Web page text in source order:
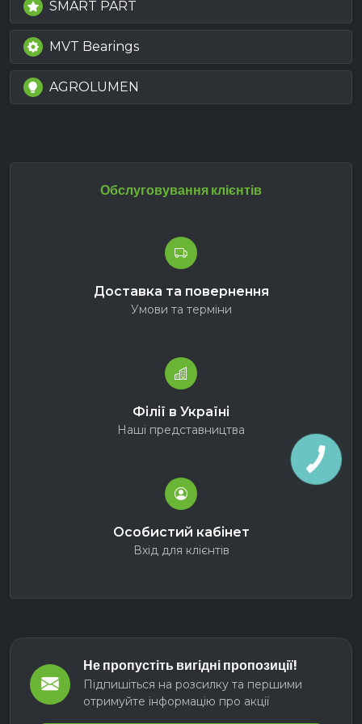
SMART PART
MVT Bearings
AGROLUMEN
Обслуговування клієнтів
Доставка та повернення
Умови та терміни
Філії в Україні
Наші представництва
Особистий кабінет
Вхід для клієнтів
Не пропустіть вигідні пропозиції!
Підпишіться на розсилку та першими
отримуйте інформацію про акції